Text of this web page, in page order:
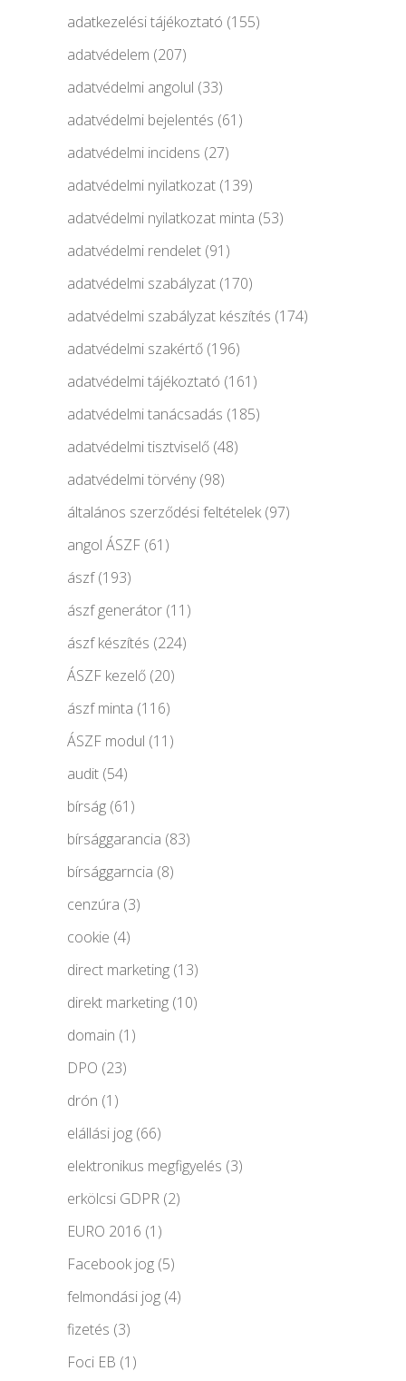
adatkezelési tájékoztató (155)
adatvédelem (207)
adatvédelmi angolul (33)
adatvédelmi bejelentés (61)
adatvédelmi incidens (27)
adatvédelmi nyilatkozat (139)
adatvédelmi nyilatkozat minta (53)
adatvédelmi rendelet (91)
adatvédelmi szabályzat (170)
adatvédelmi szabályzat készítés (174)
adatvédelmi szakértő (196)
adatvédelmi tájékoztató (161)
adatvédelmi tanácsadás (185)
adatvédelmi tisztviselő (48)
adatvédelmi törvény(98)
általános szerződési feltételek(97)
angol ÁSZF (61)
ászf(193)
ászf generátor (11)
ászf készítés (224)
ÁSZF kezelő (20)
ászf minta (116)
ÁSZF modul (11)
audit (54)
bírság (61)
bírsággarancia (83)
bírsággarncia (8)
cenzúra (3)
cookie (4)
direct marketing (13)
direkt marketing (10)
domain (1)
DPO (23)
drón (1)
elállási jog (66)
elektronikus megfigyelés (3)
erkölcsi GDPR (2)
EURO 2016 (1)
Facebook jog (5)
felmondási jog (4)
fizetés (3)
Foci EB (1)